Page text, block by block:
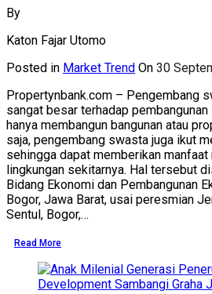
By
Katon Fajar Utomo
Posted in Market Trend On 30
Propertynbank.com – Pengembang
sangat besar terhadap
hanya membangun bangunan atau
saja, pengembang swasta juga ikut
sehingga dapat memberikan manfaat
lingkungan sekitarnya. Hal tersebut
Bidang Ekonomi dan Pembangunan
Bogor, Jawa Barat, usai peresmian
Sentul, Bogor,…
Read More